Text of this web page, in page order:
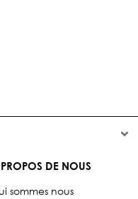


DE NOUS
sommes nous